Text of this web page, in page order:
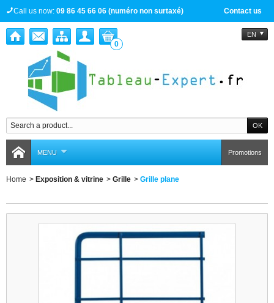
Contact us
Call us now: 09 86 45 66 06 (numéro non surtaxé)
EN
0
MENU Promotions
Home > Exposition & vitrine > Grille > Grille plane